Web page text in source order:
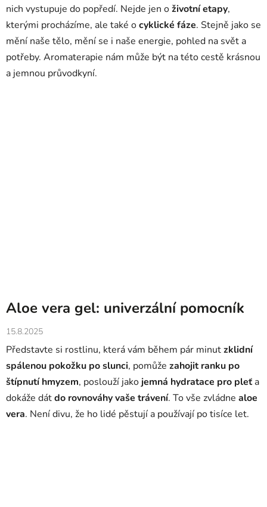
nich vystupuje do popředí. Nejde jen oživotní etapy,
kterými procházíme, ale také ocyklické fáze. Stejně jako se
mění naše tělo, mění se i naše energie, pohled na svět a
potřeby. Aromaterapie nám může být na této cestě krásnou
a jemnou průvodkyní.
Aloe vera gel: univerzální pomocník
15.8.2025
Představte si rostlinu, která vám během pár minutzklidní
spálenou pokožku po slunci, pomůže zahojit ranku po
štípnutí hmyzem, poslouží jako jemná hydratace pro pleťa
dokáže dátdo rovnováhy vaše trávení. To vše zvládne aloe
vera. Není divu, že ho lidé pěstují a používají po tisíce let.